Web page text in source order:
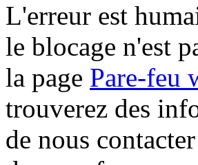
L'erreur est
le blocage n'est
la page Pare-feu
trouverez des
de nous